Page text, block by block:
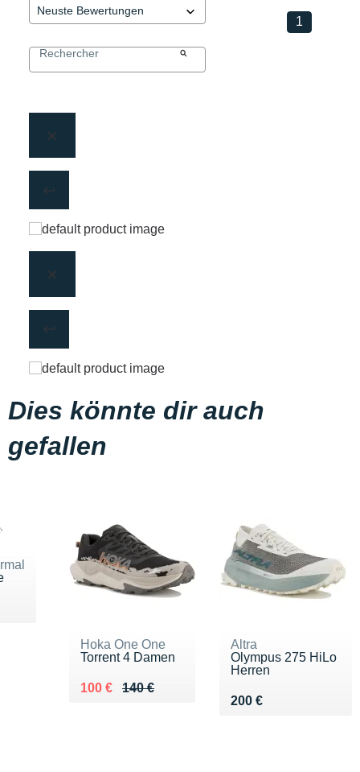
1
Dies könnte dir auch
gefallen
Hoka One One
Torrent 4 Damen
140 €
Au lieu de 140 €
100 €
Vendu 100 €
Altra
Olympus 275 HiLo
Herren
200 €
Vendu 200 €